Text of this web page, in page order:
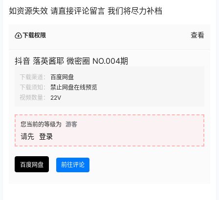
如资源失效 请直接评论留言 我们将尽力补档
下载权限 查看
抖音 落英酱耶 微密圈 NO.004期
下载渠道：
百度网盘
下载须知：
禁止网盘在线预览
视频数量：
22V
您当前的等级为 游客
请先 登录
百度网盘 前往评论